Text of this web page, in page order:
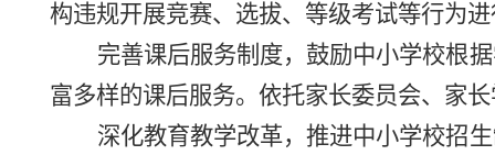
构违规开展竞赛、选拔、 等级考试等行为
完善课后服务制度，鼓励中小学校根
富多样的课后服务。依托家长委员会、家
深化教育教学改革，推进中小学校招